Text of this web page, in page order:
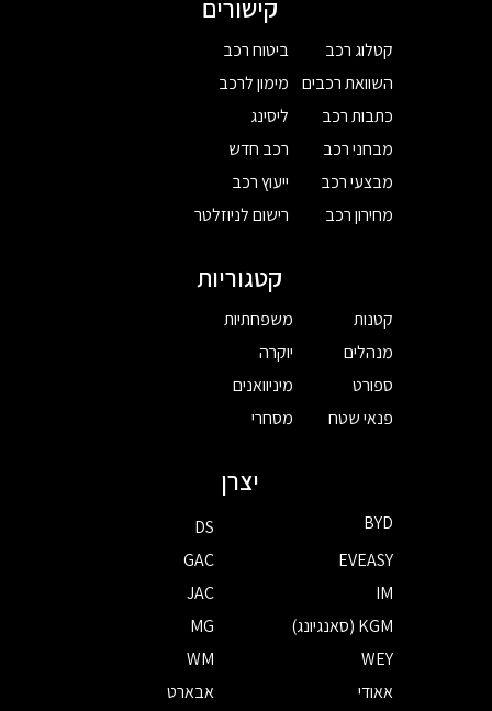
קישורים
קטלוג רכב
השוואת רכבים
כתבות רכב
מבחני רכב
מבצעי רכב
מחירון רכב
ביטוח רכב
מימון לרכב
ליסינג
רכב חדש
ייעוץ רכב
רישום לניוזלטר
קטגוריות
קטנות
מנהלים
ספורט
פנאי שטח
משפחתיות
יוקרה
מיניוואנים
מסחרי
יצרן
BYD
DS
EVEASY
GAC
IM
JAC
KGM (סאנגיונג)
MG
WEY
WM
אאודי
אבארט